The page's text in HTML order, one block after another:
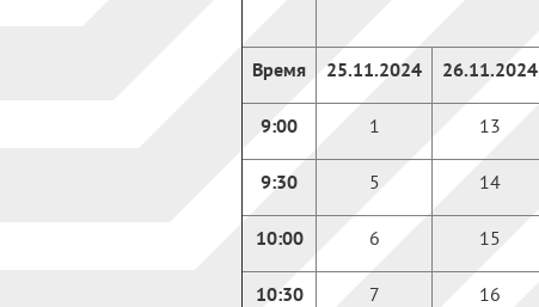
Время 25.11.2024 26.11.2024
9:00 1 13
9:30 5 14
10:00 6 15
10:30 7 16